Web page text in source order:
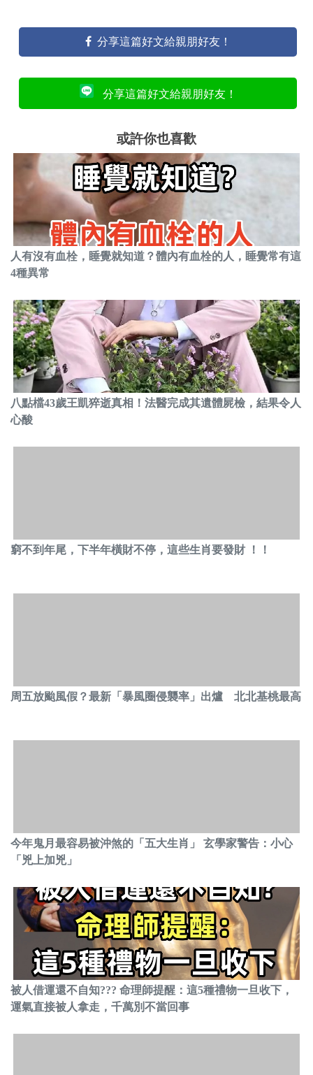
分享這篇好文給親朋好友！
分享這篇好文給親朋好友！
或許你也喜歡
人有沒有血栓，睡覺就知道？體內有血栓的人，睡覺常有這
4種異常
八點檔43歲王凱猝逝真相！法醫完成其遺體屍檢，結果令人
心酸
窮不到年尾，下半年橫財不停，這些生肖要發財 ！！
周五放颱風假？最新「暴風圈侵襲率」出爐 北北基桃最高
今年鬼月最容易被沖煞的「五大生肖」 玄學家警告：小心
「兇上加兇」
被人借運還不自知??? 命理師提醒：這5種禮物一旦收下，
運氣直接被人拿走，千萬別不當回事